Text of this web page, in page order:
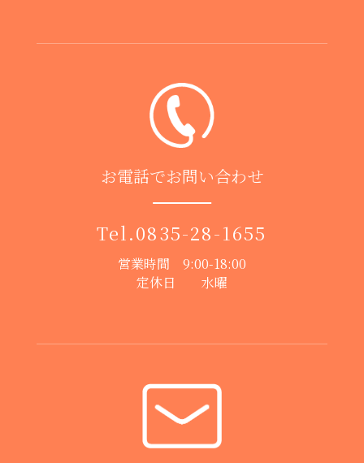
お電話でお問い合わせ
Tel.0835-28-1655
営業時間 9:00-18:00
定休日 水曜